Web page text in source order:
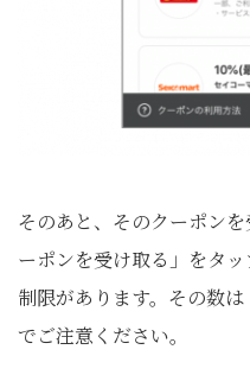
そのあと、そのクーポン
ーポンを受け取る」をタ
制限があります。その数
でご注意ください。